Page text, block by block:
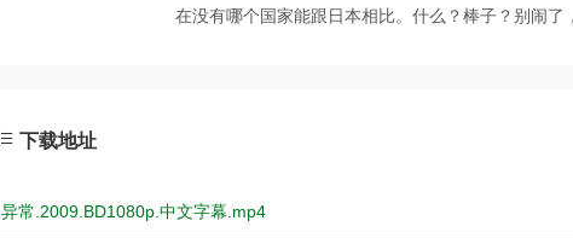
在没有哪个国家能跟日本相比。什么？棒子？别闹了
下载地址
异常.2009.BD1080p.中文字幕.mp4